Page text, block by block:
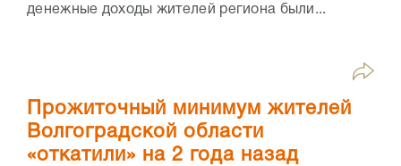
денежные доходы жителей региона были...
Прожиточный минимум жителей
Волгоградской области
«откатили» на 2 года назад